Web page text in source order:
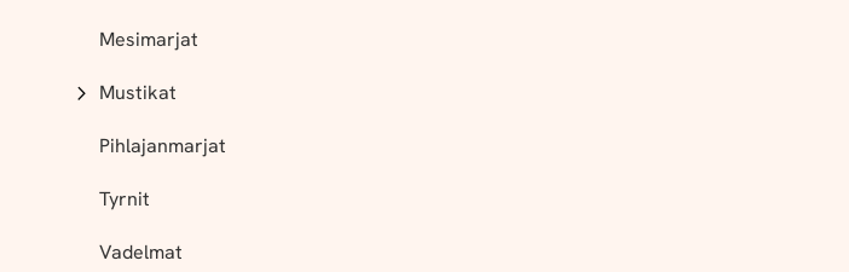
Mesimarjat
Mustikat
Pihlajanmarjat
Tyrnit
Vadelmat